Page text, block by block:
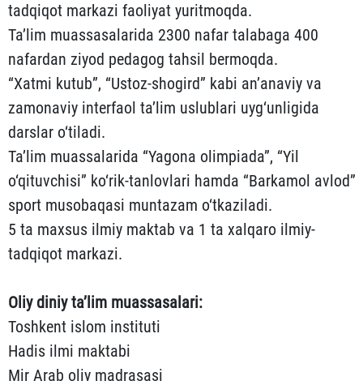
tadqiqot markazi faoliyat yuritmoqda.
Ta’lim muassasalarida 2300 nafar talabaga 400
nafardan ziyod pedagog tahsil bermoqda.
“Xatmi kutub”, “Ustoz-shogird” kabi an’anaviy va
zamonaviy interfaol ta’lim uslublari uyg‘unligida
darslar o‘tiladi.
Ta’lim muassalarida “Yagona olimpiada”, “Yil
o‘qituvchisi” ko‘rik-tanlovlari hamda “Barkamol avlod”
sport musobaqasi muntazam o‘tkaziladi.
5 ta maxsus ilmiy maktab va 1 ta xalqaro ilmiy-
tadqiqot markazi.
Oliy diniy ta’lim muassasalari:
Toshkent islom instituti
Hadis ilmi maktabi
Mir Arab oliy madrasasi